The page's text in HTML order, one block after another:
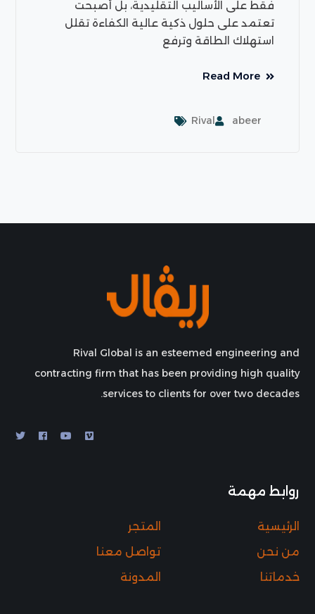
فقط على الأساليب التقليدية، بل أصبحت
تعتمد على حلول ذكية عالية الكفاءة تقلل
استهلاك الطاقة وترفع
Read More
abeer
Rival
Rival Global is an esteemed engineering and
contracting firm that has been providing high quality
services to clients for over two decades.
روابط مهمة
المتجر
الرئيسية
تواصل معنا
من نحن
المدونة
خدماتنا